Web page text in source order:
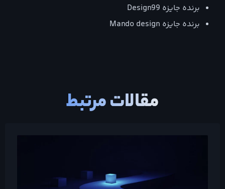
برنده جایزه Design99
برنده جایزه Mando design
مقالات مرتبط